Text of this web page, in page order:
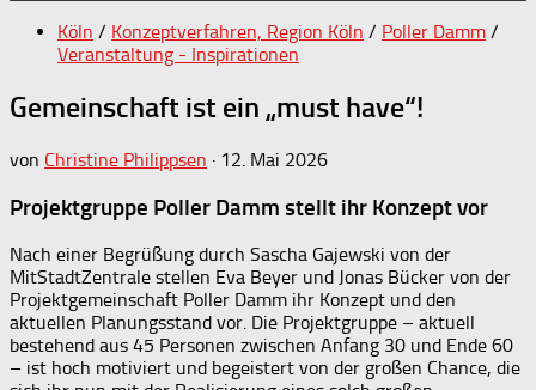
Köln / Konzeptverfahren, Region Köln / Poller Damm /
Veranstaltung - Inspirationen
Gemeinschaft ist ein „must have“!
von Christine Philippsen · 12. Mai 2026
Projektgruppe Poller Damm stellt ihr Konzept vor
Nach einer Begrüßung durch Sascha Gajewski von der
MitStadtZentrale stellen Eva Beyer und Jonas Bücker von der
Projektgemeinschaft Poller Damm ihr Konzept und den
aktuellen Planungsstand vor. Die Projektgruppe – aktuell
bestehend aus 45 Personen zwischen Anfang 30 und Ende 60
– ist hoch motiviert und begeistert von der großen Chance, die